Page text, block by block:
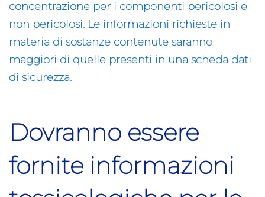
concentrazione per i componenti pericolosi e
non pericolosi. Le informazioni richieste in
materia di sostanze contenute saranno
maggiori di quelle presenti in una scheda dati
di sicurezza.
Dovranno essere
fornite informazioni